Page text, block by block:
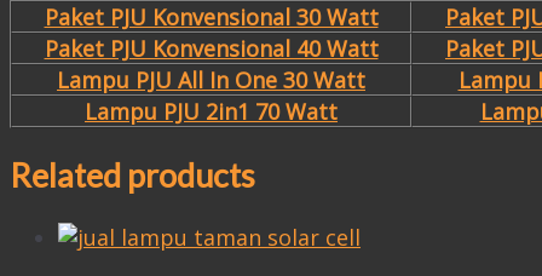
Paket PJU Konvensional 30 Watt
Paket
Paket PJU Konvensional 40 Watt
Paket
Lampu PJU All In One 30 Watt
Lampu
Lampu PJU 2in1 70 Watt
Related products